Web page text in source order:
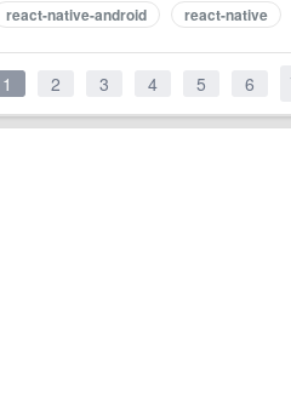
react-native-android react-native
1 2 3 4 5 6